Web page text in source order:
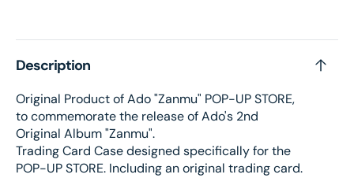
Card
Case
Card
Case
Description
Original Product of Ado "Zanmu" POP-UP STORE,
to commemorate the release of Ado's 2nd
Original Album "Zanmu".
Trading Card Case designed specifically for the
POP-UP STORE. Including an original trading card.